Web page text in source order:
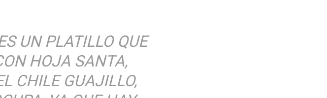
UN PLATILLO QUE
HOJA SANTA,
CHILE GUAJILLO,